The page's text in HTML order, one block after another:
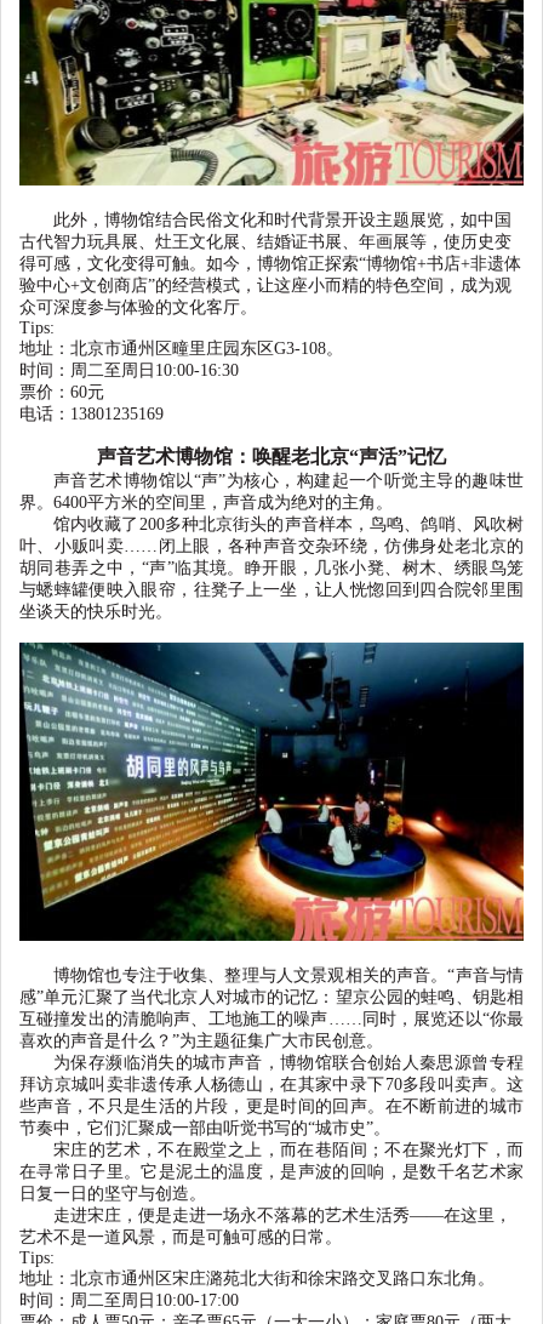
此外，博物馆结合民俗文化和时代背景开设主题展览，如中国
古代智力玩具展、灶王文化展、结婚证书展、年画展等，使历史变
得可感，文化变得可触。如今，博物馆正探索“博物馆+书店+非遗体
验中心+文创商店”的经营模式，让这座小而精的特色空间，成为观
众可深度参与体验的文化客厅。
Tips:
地址：北京市通州区疃里庄园东区G3-108。
时间：周二至周日 10:00-16:30
票价： 60元
电话： 13801235169
声音艺术博物馆：唤醒老北京“声活”记忆
声音艺术博物馆以 “声”为核心，构建起一个听觉主导的趣味世
界。 6400平方米的空间里，声音成为绝对的主角。
馆内收藏了 200多种北京街头的声音样本，鸟鸣、鸽哨、风吹树
叶、小贩叫卖 ……闭上眼，各种声音交杂环绕，仿佛身处老北京的
胡同巷弄之中， “声”临其境。睁开眼，几张小凳、树木、绣眼鸟笼
与蟋蟀罐便映入眼帘，往凳子上一坐，让人恍惚回到四合院邻里围
坐谈天的快乐时光。
博物馆也专注于收集、整理与人文景观相关的声音。“声音与情
感”单元汇聚了当代北京人对城市的记忆：望京公园的蛙鸣、钥匙相
互碰撞发出的清脆响声、工地施工的噪声 ……同时，展览还以“你最
喜欢的声音是什么？ ”为主题征集广大市民创意。
为保存濒临消失的城市声音，博物馆联合创始人秦思源曾专程
拜访京城叫卖非遗传承人杨德山，在其家中录下70多段叫卖声。这
些声音，不只是生活的片段，更是时间的回声。在不断前进的城市
节奏中，它们汇聚成一部由听觉书写的“城市史”。
宋庄的艺术，不在殿堂之上，而在巷陌间；不在聚光灯下，而
在寻常日子里。它是泥土的温度，是声波的回响，是数千名艺术家
日复一日的坚守与创造。
走进宋庄，便是走进一场永不落幕的艺术生活秀——在这里，
艺术不是一道风景，而是可触可感的日常。
Tips:
地址：北京市通州区宋庄潞苑北大街和徐宋路交叉路口东北角。
时间：周二至周日 10:00-17:00